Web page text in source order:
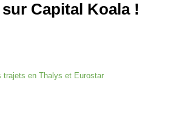
Capital Koala !
trajets en Thalys et Eurostar